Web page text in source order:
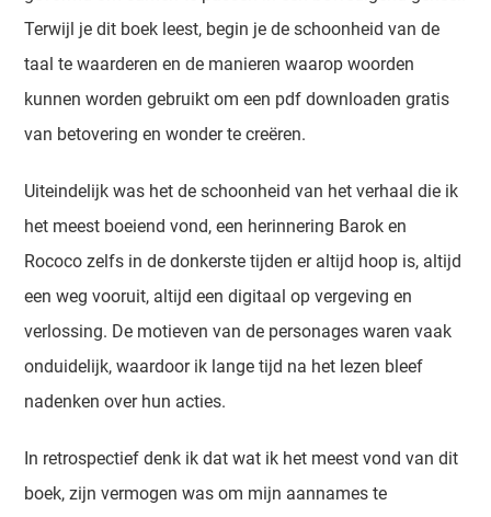
Terwijl je dit boek leest, begin je de schoonheid van de
taal te waarderen en de manieren waarop woorden
kunnen worden gebruikt om een pdf downloaden gratis
van betovering en wonder te creëren.
Uiteindelijk was het de schoonheid van het verhaal die ik
het meest boeiend vond, een herinnering Barok en
Rococo zelfs in de donkerste tijden er altijd hoop is, altijd
een weg vooruit, altijd een digitaal op vergeving en
verlossing. De motieven van de personages waren vaak
onduidelijk, waardoor ik lange tijd na het lezen bleef
nadenken over hun acties.
In retrospectief denk ik dat wat ik het meest vond van dit
boek, zijn vermogen was om mijn aannames te